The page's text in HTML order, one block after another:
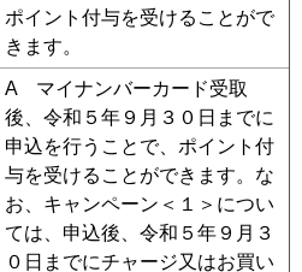
ポイント付与を受けることがで
きます。
A マイナンバーカード受取
後、令和５年９月３０日までに
申込を行うことで、ポイント付
与を受けることができます。な
お、キャンペーン＜１＞につい
ては、申込後、令和５年９月３
０日までにチャージ又はお買い